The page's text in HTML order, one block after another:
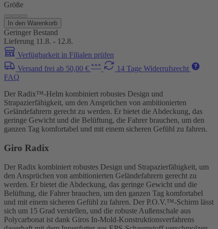
Größe
In den Warenkorb
Geringer Bestand
Lieferung 11.8. - 12.8.
Verfügbarkeit in Filialen prüfen
Versand frei ab 50,00 € ***
14 Tage Widerrufsrecht
FAQ
Der Radix™-Helm kombiniert robustes Design und
Strapazierfähigkeit, um den Ansprüchen von ambitionierten
Geländefahrern gerecht zu werden. Er bietet die Abdeckung, das
geringe Gewicht und die Belüftung, die Fahrer brauchen, um den
ganzen Tag komfortabel und mit einem sicheren Gefühl zu fahren.
Giro Radix
Der Radix kombiniert robustes Design und Strapazierfähigkeit, um
den Ansprüchen von ambitionierten Geländefahrern gerecht zu
werden. Er bietet die Abdeckung, das geringe Gewicht und die
Belüftung, die Fahrer brauchen, um den ganzen Tag komfortabel
und mit einem sicheren Gefühl zu fahren. Der P.O.V.™-Schirm lässt
sich um 15 Grad verstellen, und die robuste Außenschale aus
Polycarbonat ist dank Giros In-Mold-Konstruktionsverfahrens